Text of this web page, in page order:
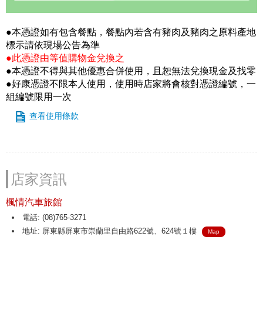
●本憑證如有包含餐點，餐點內若含有豬肉及豬肉之原料產地
標示請依現場公告為準
●此憑證由等值購物金兌換之
●本憑證不得與其他優惠合併使用，且恕無法兌換現金及找零
●好康憑證不限本人使用，使用時店家將會核對憑證編號，一
組編號限用一次
查看使用條款
店家資訊
楓情汽車旅館
電話: (08)765-3271
地址: 屏東縣屏東市崇蘭里自由路622號、624號１樓
Map